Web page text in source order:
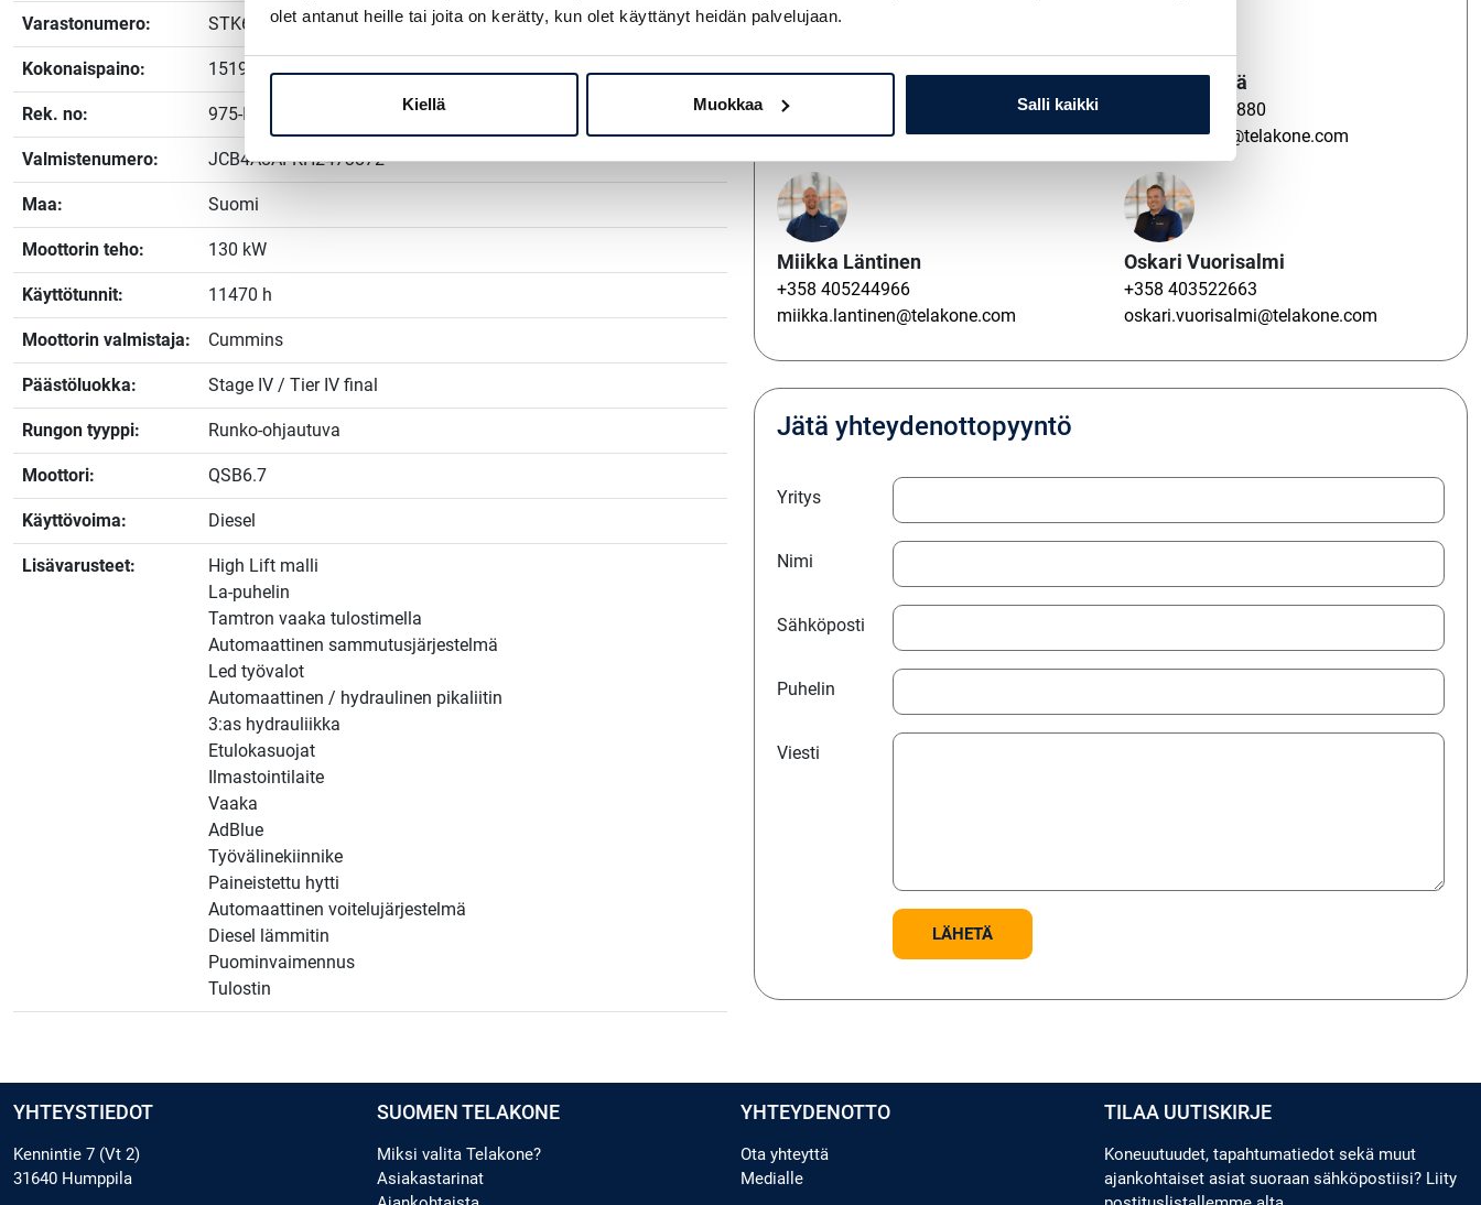
olet antanut heille tai joita on kerätty, kun olet käyttänyt heidän palvelujaan.
Kiellä Muokkaa Salli kaikki
Varastonumero: STK6146
Kokonaispaino: 15199 kg
Rek. no: 975-IAK
Valmistenumero: JCB4A8AFKH2473872
Maa: Suomi
Moottorin teho: 130 kW
Käyttötunnit: 11470 h
Moottorin valmistaja: Cummins
Päästöluokka: Stage IV / Tier IV final
Rungon tyyppi: Runko-ohjautuva
Moottori: QSB6.7
Käyttövoima: Diesel
Lisävarusteet:
High Lift malli
La-puhelin
Tamtron vaaka tulostimella
Automaattinen sammutusjärjestelmä
Led työvalot
Automaattinen / hydraulinen pikaliitin
3:as hydrauliikka
Etulokasuojat
Ilmastointilaite
Vaaka
AdBlue
Työvälinekiinnike
Paineistettu hytti
Automaattinen voitelujärjestelmä
Diesel lämmitin
Puominvaimennus
Tulostin
Pekka Heikkinen
+358 400 796 060
pekka.heikkinen@telakone.com
Pauli Seppälä
+358 400 149 880
pauli.seppala@telakone.com
Miikka Läntinen
+358 405244966
miikka.lantinen@telakone.com
Oskari Vuorisalmi
+358 403522663
oskari.vuorisalmi@telakone.com
Jätä yhteydenottopyyntö
Yritys
Nimi
Sähköposti
Puhelin
Viesti
YHTEYSTIEDOT
Kennintie 7 (Vt 2)
31640 Humppila
SUOMEN TELAKONE
Miksi valita Telakone?
Asiakastarinat
YHTEYDENOTTO
Ota yhteyttä
Medialle
TILAA UUTISKIRJE
Koneuutuudet, tapahtumatiedot sekä muut
ajankohtaiset asiat suoraan sähköpostiisi? Liity